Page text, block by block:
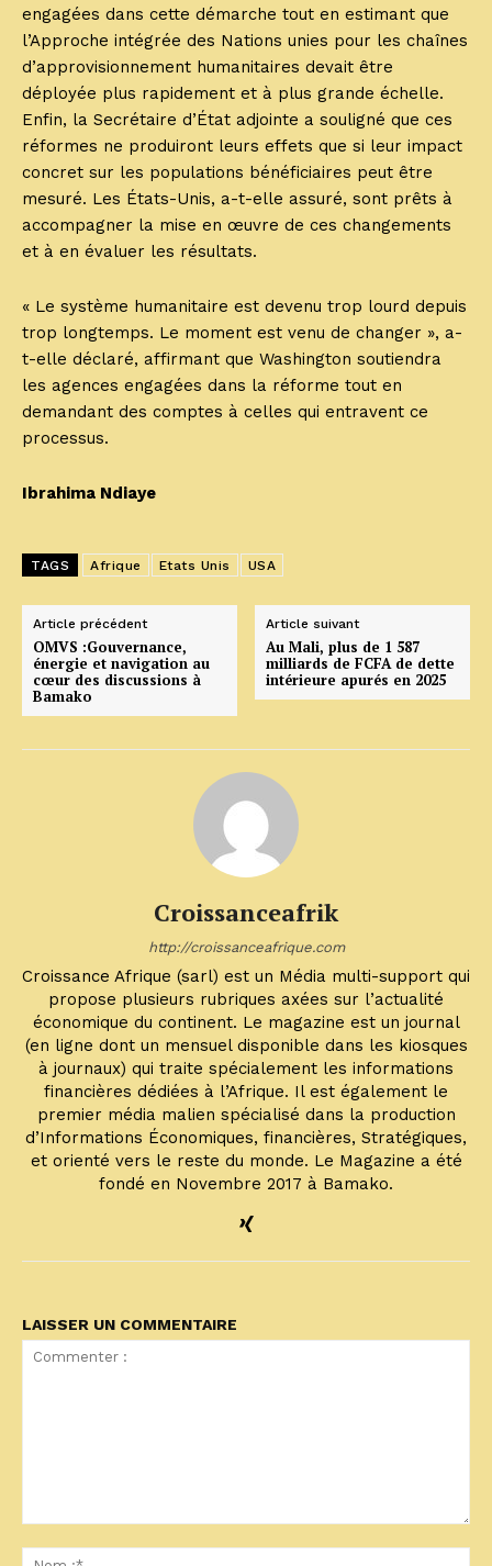
engagées dans cette démarche tout en estimant que
l’Approche intégrée des Nations unies pour les chaînes
d’approvisionnement humanitaires devait être
déployée plus rapidement et à plus grande échelle.
Enfin, la Secrétaire d’État adjointe a souligné que ces
réformes ne produiront leurs effets que si leur impact
concret sur les populations bénéficiaires peut être
mesuré. Les États-Unis, a-t-elle assuré, sont prêts à
accompagner la mise en œuvre de ces changements
et à en évaluer les résultats.
« Le système humanitaire est devenu trop lourd depuis
trop longtemps. Le moment est venu de changer », a-
t-elle déclaré, affirmant que Washington soutiendra
les agences engagées dans la réforme tout en
demandant des comptes à celles qui entravent ce
processus.
Ibrahima Ndiaye
TAGS Afrique Etats Unis USA
Article précédent
OMVS :Gouvernance,
énergie et navigation au
cœur des discussions à
Bamako
Article suivant
Au Mali, plus de 1 587
milliards de FCFA de dette
intérieure apurés en 2025
Croissanceafrik
http://croissanceafrique.com
Croissance Afrique (sarl) est un Média multi-support qui
propose plusieurs rubriques axées sur l’actualité
économique du continent. Le magazine est un journal
(en ligne dont un mensuel disponible dans les kiosques
à journaux) qui traite spécialement les informations
financières dédiées à l’Afrique. Il est également le
premier média malien spécialisé dans la production
d’Informations Économiques, financières, Stratégiques,
et orienté vers le reste du monde. Le Magazine a été
fondé en Novembre 2017 à Bamako.
LAISSER UN COMMENTAIRE